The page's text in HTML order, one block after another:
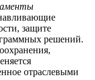
защите
решений.
отраслевыми